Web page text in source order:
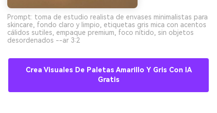
Prompt: toma de estudio realista de envases minimalistas para
skincare, fondo claro y limpio, etiquetas gris mica con acentos
cálidos sutiles, empaque premium, foco nítido, sin objetos
desordenados --ar 3:2
Crea Visuales De Paletas Amarillo Y Gris Con IA
Gratis